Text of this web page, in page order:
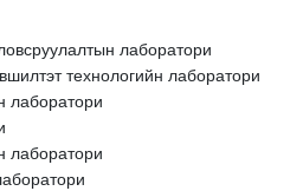
лаборатори
технологийн лаборатори
лаборатори
лаборатори